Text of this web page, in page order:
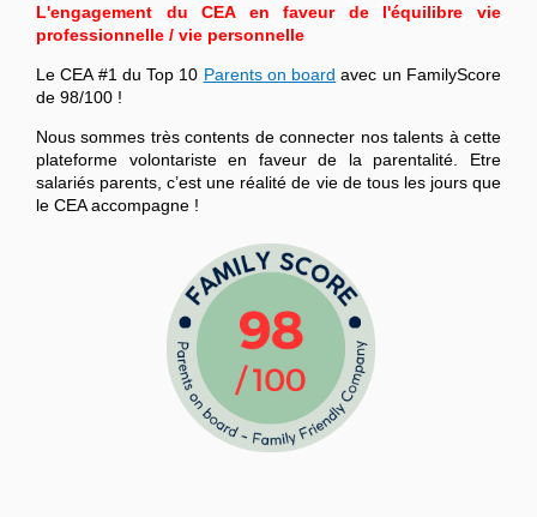
L'engagement du CEA en faveur de l'équilibre vie
professionnelle / vie personnelle
Le CEA #1 du Top 10 Parents on board avec un FamilyScore
de 98/100 !
Nous sommes très contents de connecter nos talents à cette
plateforme volontariste en faveur de la parentalité. Etre
salariés parents, c’est une réalité de vie de tous les jours que
le CEA accompagne !